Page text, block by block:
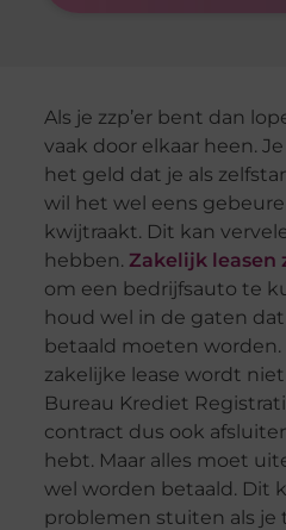
Als je zzp’er bent dan
vaak door elkaar heen.
het geld dat je als
wil het wel eens
kwijtraakt. Dit kan
hebben. Zakelijk leasen
om een bedrijfsauto te
houd wel in de gaten
betaald moeten
zakelijke lease wordt
Bureau Krediet
contract dus ook
hebt. Maar alles moet
wel worden betaald. Dit
problemen stuiten als je